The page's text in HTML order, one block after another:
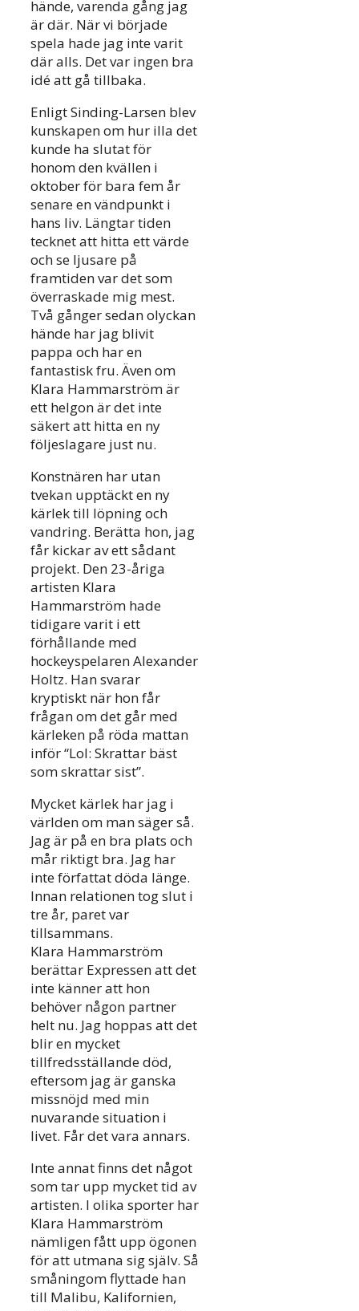
hände, varenda gång jag
är där. När vi började
spela hade jag inte varit
där alls. Det var ingen bra
idé att gå tillbaka.
Enligt Sinding-Larsen blev
kunskapen om hur illa det
kunde ha slutat för
honom den kvällen i
oktober för bara fem år
senare en vändpunkt i
hans liv. Längtar tiden
tecknet att hitta ett värde
och se ljusare på
framtiden var det som
överraskade mig mest.
Två gånger sedan olyckan
hände har jag blivit
pappa och har en
fantastisk fru. Även om
Klara Hammarström är
ett helgon är det inte
säkert att hitta en ny
följeslagare just nu.
Konstnären har utan
tvekan upptäckt en ny
kärlek till löpning och
vandring. Berätta hon, jag
får kickar av ett sådant
projekt. Den 23-åriga
artisten Klara
Hammarström hade
tidigare varit i ett
förhållande med
hockeyspelaren Alexander
Holtz. Han svarar
kryptiskt när hon får
frågan om det går med
kärleken på röda mattan
inför “Lol: Skrattar bäst
som skrattar sist”.
Mycket kärlek har jag i
världen om man säger så.
Jag är på en bra plats och
mår riktigt bra. Jag har
inte författat döda länge.
Innan relationen tog slut i
tre år, paret var
tillsammans.
Klara Hammarström
berättar Expressen att det
inte känner att hon
behöver någon partner
helt nu. Jag hoppas att det
blir en mycket
tillfredsställande död,
eftersom jag är ganska
missnöjd med min
nuvarande situation i
livet. Får det vara annars.
Inte annat finns det något
som tar upp mycket tid av
artisten. I olika sporter har
Klara Hammarström
nämligen fått upp ögonen
för att utmana sig själv. Så
småningom flyttade han
till Malibu, Kalifornien,